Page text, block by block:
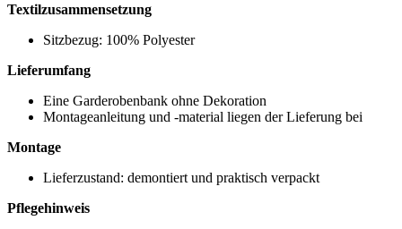
Textilzusammensetzung
Sitzbezug: 100% Polyester
Lieferumfang
Eine Garderobenbank ohne Dekoration
Montageanleitung und -material liegen der Lieferung bei
Montage
Lieferzustand: demontiert und praktisch verpackt
Pflegehinweis